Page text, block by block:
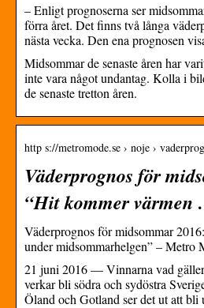
– Enligt prognoserna ser
förra året. Det finns två långa
nästa vecka. Den ena prognosen
Midsommar de senaste åren har
inte vara något undantag. Kolla i
de senaste tretton åren.
http s://metromode.se › noje ›
Väderprognos för
“Hit kommer värmen
Väderprognos för midsommar
under midsommarhelgen” – Metro
21 juni 2016 — Vinnarna vad
verkar bli södra och sydöstra
Öland och Gotland ser det ut att